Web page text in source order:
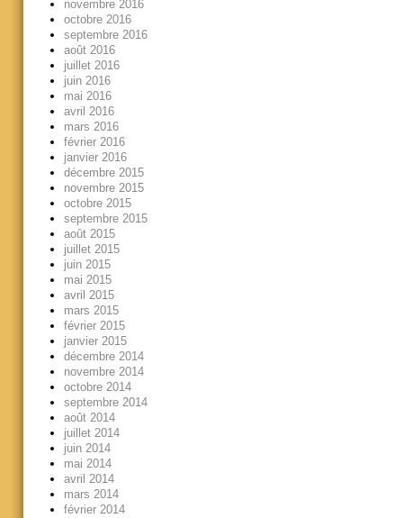
novembre 2016
octobre 2016
septembre 2016
août 2016
juillet 2016
juin 2016
mai 2016
avril 2016
mars 2016
février 2016
janvier 2016
décembre 2015
novembre 2015
octobre 2015
septembre 2015
août 2015
juillet 2015
juin 2015
mai 2015
avril 2015
mars 2015
février 2015
janvier 2015
décembre 2014
novembre 2014
octobre 2014
septembre 2014
août 2014
juillet 2014
juin 2014
mai 2014
avril 2014
mars 2014
février 2014